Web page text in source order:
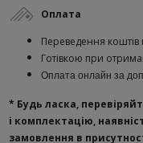
Оплата
Переведення
Готівкою при
Оплата онлайн за
* Будь ласка,
і комплектацію,
замовлення в